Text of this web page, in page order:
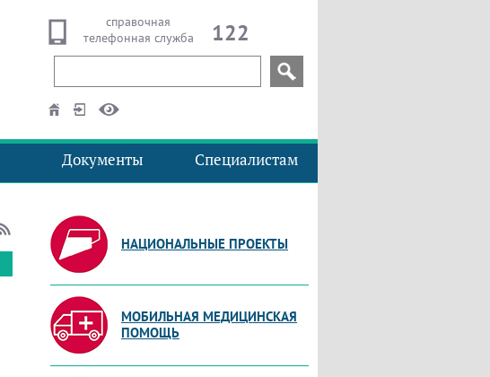
справочная
телефонная служба
122
Документы Специалистам
НАЦИОНАЛЬНЫЕ ПРОЕКТЫ
МОБИЛЬНАЯ МЕДИЦИНСКАЯ
ПОМОЩЬ